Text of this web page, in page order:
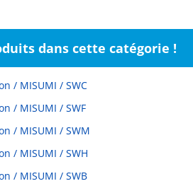
dans cette catégorie !
/ MISUMI / SWC
/ MISUMI / SWF
/ MISUMI / SWM
/ MISUMI / SWH
/ MISUMI / SWB